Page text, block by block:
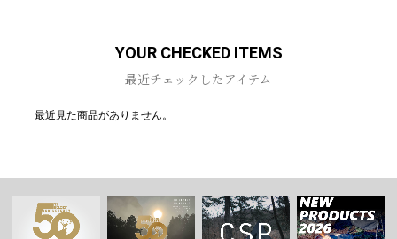
YOUR CHECKED ITEMS
最近チェックしたアイテム
最近見た商品がありません。